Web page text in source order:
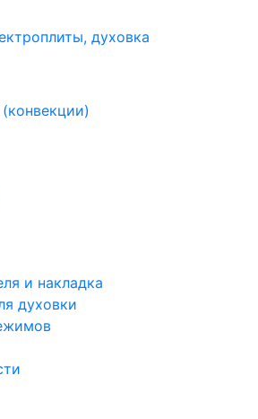
духовка
и накладка
духовки